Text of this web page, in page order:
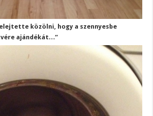
közölni, hogy a szennyesbe
ajándékát…”